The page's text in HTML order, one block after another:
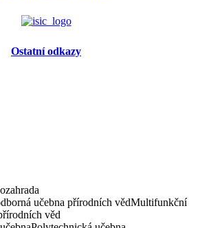
Ostatní odkazy
Multifunkční
věd